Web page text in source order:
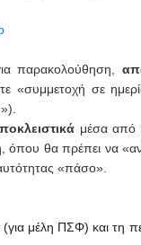
παρακολούθηση,
«συμμετοχή σε
μέσα από
όπου θα πρέπει να
«πάσο».
μέλη ΠΣΦ) και τη